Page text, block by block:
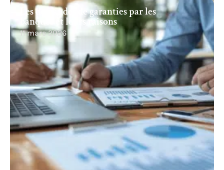
Les demandes de garanties par les
banques et leurs raisons
11 mars 2026
Recherche